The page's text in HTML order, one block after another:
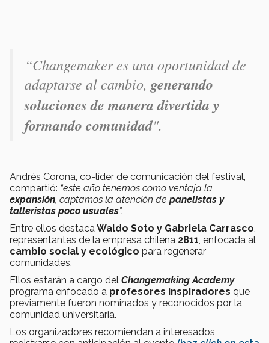
“Changemaker es una oportunidad de
adaptarse al cambio, generando
soluciones de manera divertida y
formando comunidad".
Andrés Corona, co-líder de comunicación del festival,
compartió: “este año tenemos como ventaja la
expansión, captamos la atención de panelistas y
talleristas poco usuales”.
Entre ellos destacaWaldo Soto y Gabriela Carrasco,
representantes de la empresa chilena 2811, enfocada al
cambio social y ecológico para regenerar
comunidades.
Ellos estarán a cargo del Changemaking Academy,
programa enfocado a profesores inspiradores que
previamente fueron nominados y reconocidos por la
comunidad universitaria.
Los organizadores recomiendan a interesados